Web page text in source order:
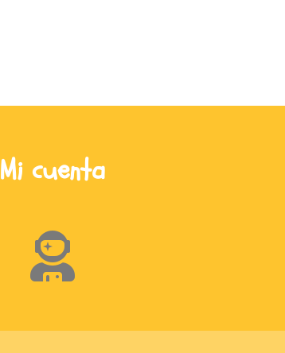
Mi cuenta